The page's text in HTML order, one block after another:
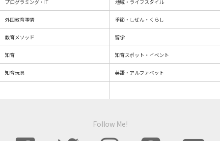
プログラミング・IT 地域・ライフスタイル
外国教育事情 季節・しぜん・くらし
教育メソッド 留学
知育 知育スポット・イベント
知育玩具 英語・アルファベット
Follow Me!